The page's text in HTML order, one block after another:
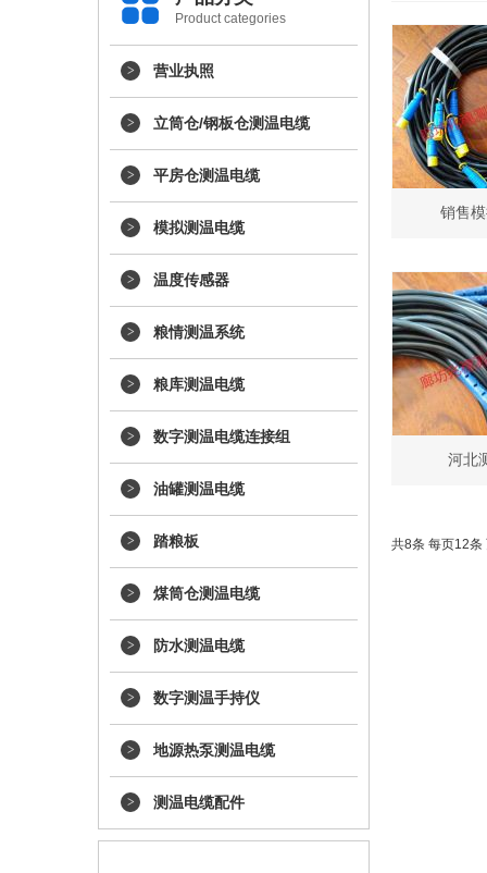
销售
河北
共8条 每页12条
Product categories
营业执照
立筒仓/钢板仓测温电缆
平房仓测温电缆
模拟测温电缆
温度传感器
粮情测温系统
粮库测温电缆
数字测温电缆连接组
油罐测温电缆
踏粮板
煤筒仓测温电缆
防水测温电缆
数字测温手持仪
地源热泵测温电缆
测温电缆配件